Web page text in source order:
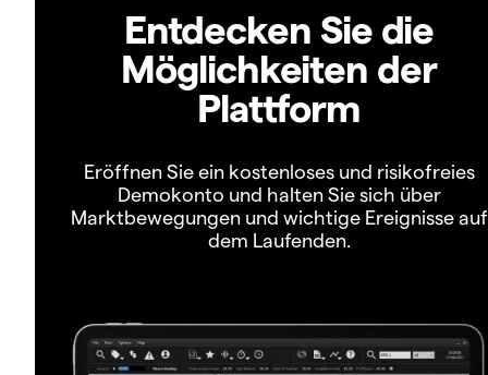
Entdecken Sie die
Möglichkeiten der
Plattform
Eröffnen Sie ein kostenloses und risikofreies
Demokonto und halten Sie sich über
Marktbewegungen und wichtige Ereignisse auf
dem Laufenden.